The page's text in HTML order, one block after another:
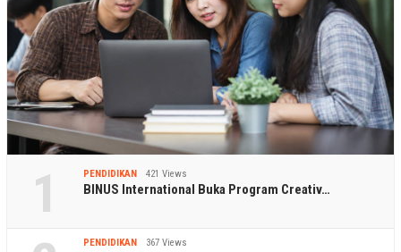
1 PENDIDIKAN 421 Views
BINUS International Buka Program Creativ…
PENDIDIKAN 367 Views